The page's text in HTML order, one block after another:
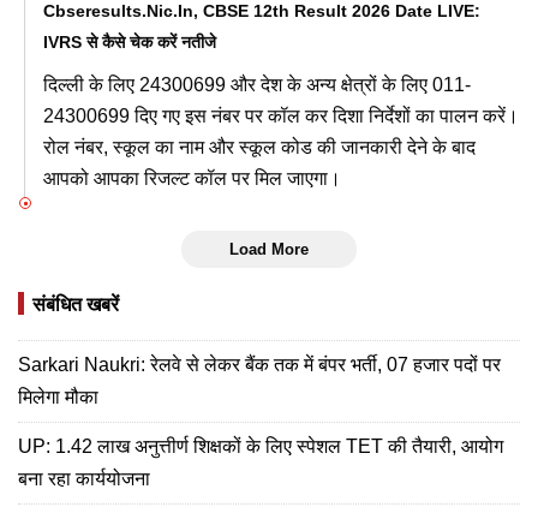
Cbseresults.nic.in, CBSE 12th Result 2026 Date LIVE:
IVRS से कैसे चेक करें नतीजे
दिल्ली के लिए 24300699 और देश के अन्य क्षेत्रों के लिए 011-
24300699 दिए गए इस नंबर पर कॉल कर दिशा निर्देशों का पालन करें।
रोल नंबर, स्कूल का नाम और स्कूल कोड की जानकारी देने के बाद
आपको आपका रिजल्ट कॉल पर मिल जाएगा।
Load More
संबंधित खबरें
Sarkari Naukri: रेलवे से लेकर बैंक तक में बंपर भर्ती, 07 हजार पदों पर
मिलेगा मौका
UP: 1.42 लाख अनुत्तीर्ण शिक्षकों के लिए स्पेशल TET की तैयारी, आयोग
बना रहा कार्ययोजना